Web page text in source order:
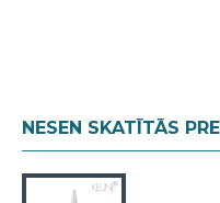
Produkts ir:vegānisks,
Rezultāts:
NESEN SKATĪTĀS